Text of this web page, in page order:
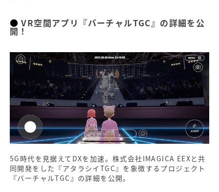
VR空間アプリ『バーチャルTGC』の詳細を公
開！
5G時代を見据えてDXを加速。株式会社IMAGICA EEXと共
同開発をした『アタラシイTGC』を象徴するプロジェクト
『バーチャルTGC』の詳細を公開。